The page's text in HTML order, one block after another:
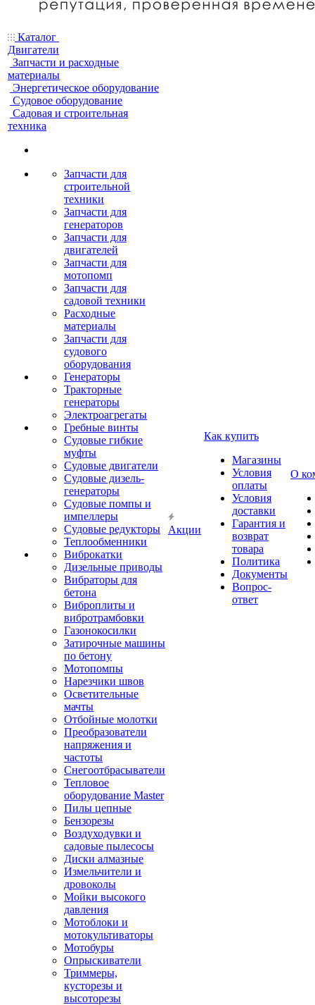
Каталог
Двигатели
Запчасти и расходные
материалы
Энергетическое оборудование
Судовое оборудование
Садовая и строительная
техника
Запчасти для
строительной
техники
Запчасти для
генераторов
Запчасти для
двигателей
Запчасти для
мотопомп
Запчасти для
садовой техники
Расходные
материалы
Запчасти для
судового
оборудования
Генераторы
Тракторные
генераторы
Электроагрегаты
Гребные винты
Судовые гибкие
муфты
Судовые двигатели
Судовые дизель-
генераторы
Судовые помпы и
импеллеры
Судовые редукторы
Теплообменники
Виброкатки
Дизельные приводы
Вибраторы для
бетона
Виброплиты и
вибротрамбовки
Газонокосилки
Затирочные машины
по бетону
Мотопомпы
Нарезчики швов
Осветительные
мачты
Отбойные молотки
Преобразователи
напряжения и
частоты
Снегоотбрасыватели
Тепловое
оборудование Master
Пилы цепные
Бензорезы
Воздуходувки и
садовые пылесосы
Диски алмазные
Измельчители и
дровоколы
Мойки высокого
давления
Мотоблоки и
мотокультиваторы
Мотобуры
Опрыскиватели
Триммеры,
кусторезы и
высоторезы
Акции
Как купить
Магазины
Условия
оплаты
Условия
доставки
Гарантия и
возврат
товара
Политика
Документы
Вопрос-
ответ
О